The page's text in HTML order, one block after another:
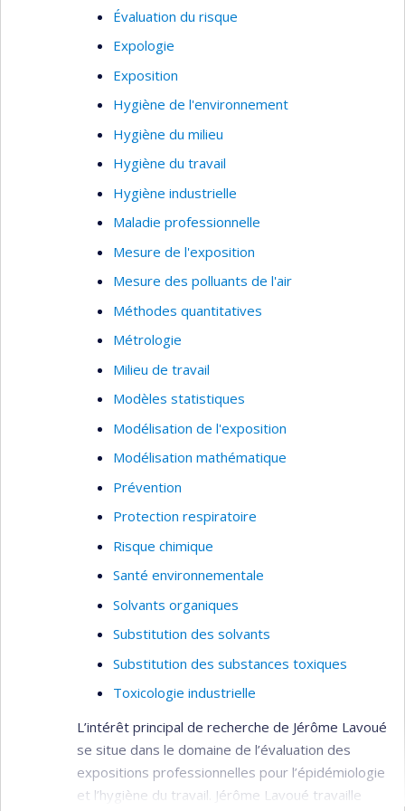
D’autres travaux méthodologiques
explorent le potentiel des méthodes
comme outil de caractérisation des
externalités environnementales influençant
les comportements liés à la santé et la
santé des populations.
Champs d'expertise: épidémiologie spatiale;
géographique; analyse spatiale; cartographie des
maladies
Évaluation du risque
Expologie
Exposition
Hygiène de l'environnement
Hygiène du milieu
Hygiène du travail
Hygiène industrielle
Maladie professionnelle
Mesure de l'exposition
Mesure des polluants de l'air
Méthodes quantitatives
Métrologie
Milieu de travail
Modèles statistiques
Modélisation de l'exposition
Modélisation mathématique
Prévention
Protection respiratoire
Risque chimique
Santé environnementale
Solvants organiques
Substitution des solvants
Substitution des substances toxiques
Toxicologie industrielle
L’intérêt principal de recherche de Jérôme Lavoué
se situe dans le domaine de l’évaluation des
expositions professionnelles pour l’épidémiologie
et l’hygiène du travail. Jérôme Lavoué travaille